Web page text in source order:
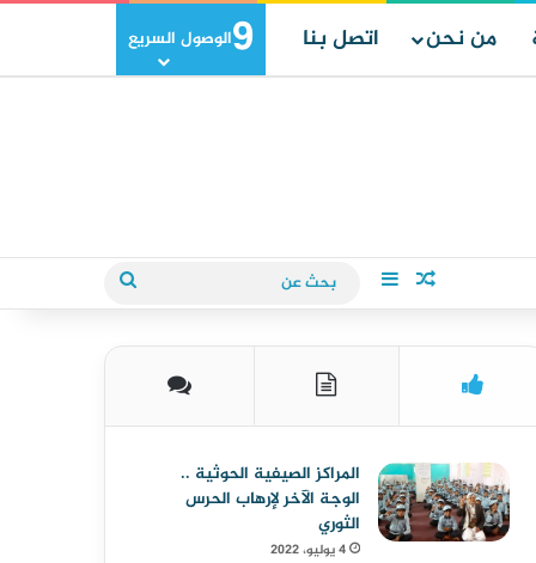
من نحن اتصل بنا 9الوصول السريع
مقال عشوائي
إضافة عمود جانبي
المراكز الصيفية الحوثية ..
الوجة الآخر لإرهاب الحرس
الثوري
4 يوليو، 2022